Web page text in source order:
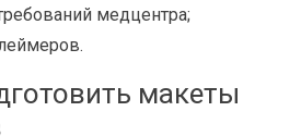
медцентра;
макеты